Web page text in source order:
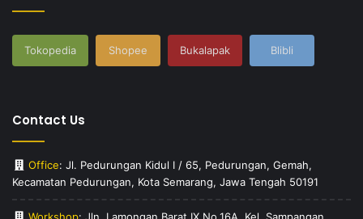
Tokopedia Shopee Bukalapak Blibli
Contact Us
Office: Jl. Pedurungan Kidul I / 65, Pedurungan, Gemah,
Kecamatan Pedurungan, Kota Semarang, Jawa Tengah 50191